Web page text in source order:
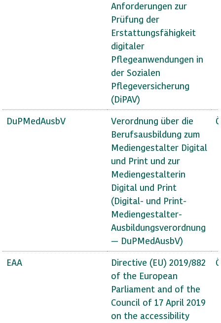
Anforderungen zur
Prüfung der
Erstattungsfähigkeit
digitaler
Pflegeanwendungen in
der Sozialen
Pflegeversicherung
(DiPAV)
DuPMedAusbV
Verordnung über die
Berufsausbildung zum
Mediengestalter Digital
und Print und zur
Mediengestalterin
Digital und Print
(Digital- und Print-
Mediengestalter-
Ausbildungsverordnung
— DuPMedAusbV)
EAA
Directive (EU) 2019/882
of the European
Parliament and of the
Council of 17 April 2019
on the accessibility